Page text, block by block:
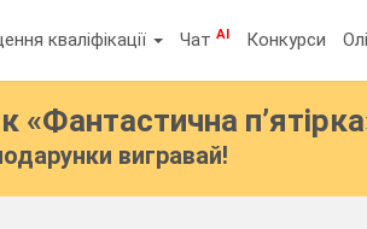
кваліфікації ЧатAI Конкурси
«Фантастична
вигравай!